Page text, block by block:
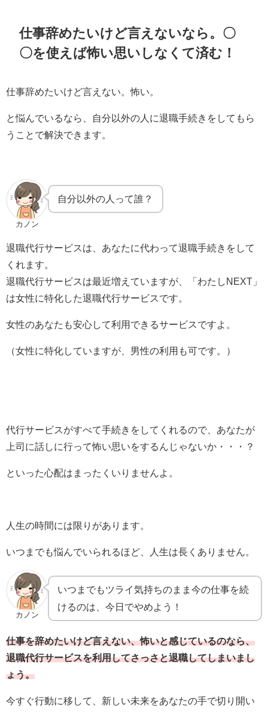
仕事辞めたいけど言えないなら。〇
〇を使えば怖い思いしなくて済む！
仕事辞めたいけど言えない。怖い。
と悩んでいるなら、自分以外の人に退職手続きをしてもら
うことで解決できます。
カノン
自分以外の人って誰？
退職代行サービスは、あなたに代わって退職手続きをして
くれます。
退職代行サービスは最近増えていますが、「わたしNEXT」
は女性に特化した退職代行サービスです。
女性のあなたも安心して利用できるサービスですよ。
（女性に特化していますが、男性の利用も可です。）
代行サービスがすべて手続きをしてくれるので、あなたが
上司に話しに行って怖い思いをするんじゃないか・・・？
といった心配はまったくいりませんよ。
人生の時間には限りがあります。
いつまでも悩んでいられるほど、人生は長くありません。
カノン
いつまでもツライ気持ちのまま今の仕事を続
けるのは、今日でやめよう！
仕事を辞めたいけど言えない、怖いと感じているのなら、
退職代行サービスを利用してさっさと退職してしまいまし
ょう。
今すぐ行動に移して、新しい未来をあなたの手で切り開い